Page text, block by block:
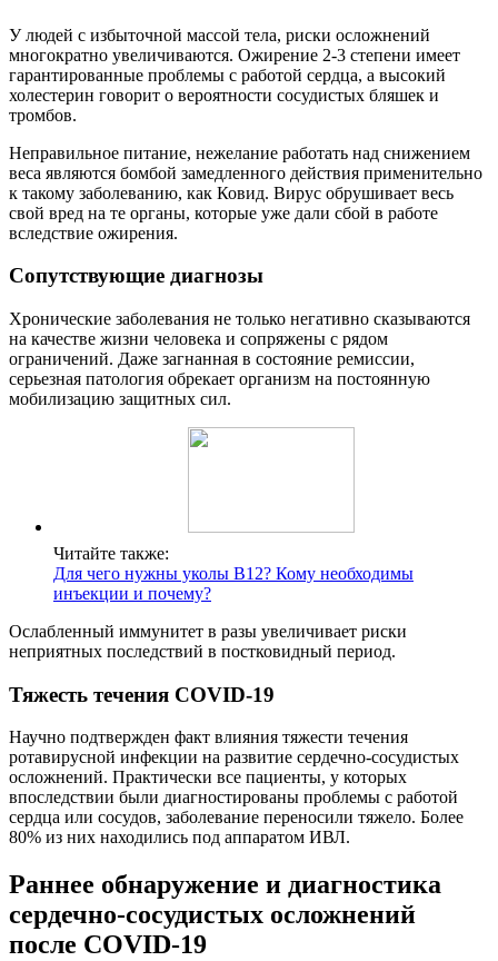
У людей с избыточной массой тела, риски осложнений
многократно увеличиваются. Ожирение 2-3 степени имеет
гарантированные проблемы с работой сердца, а высокий
холестерин говорит о вероятности сосудистых бляшек и
тромбов.
Неправильное питание, нежелание работать над снижением
веса являются бомбой замедленного действия применительно
к такому заболеванию, как Ковид. Вирус обрушивает весь
свой вред на те органы, которые уже дали сбой в работе
вследствие ожирения.
Сопутствующие диагнозы
Хронические заболевания не только негативно сказываются
на качестве жизни человека и сопряжены с рядом
ограничений. Даже загнанная в состояние ремиссии,
серьезная патология обрекает организм на постоянную
мобилизацию защитных сил.
Читайте также:
Для чего нужны уколы В12? Кому необходимы
инъекции и почему?
Ослабленный иммунитет в разы увеличивает риски
неприятных последствий в постковидный период.
Тяжесть течения COVID-19
Научно подтвержден факт влияния тяжести течения
ротавирусной инфекции на развитие сердечно-сосудистых
осложнений. Практически все пациенты, у которых
впоследствии были диагностированы проблемы с работой
сердца или сосудов, заболевание переносили тяжело. Более
80% из них находились под аппаратом ИВЛ.
Раннее обнаружение и диагностика
сердечно-сосудистых осложнений
после COVID-19